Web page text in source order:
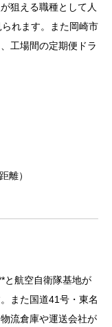
狙える職種として人
れます。また岡崎市
工場間の定期便ドラ
離）
と航空自衛隊基地が
また国道41号・東名
流倉庫や運送会社が